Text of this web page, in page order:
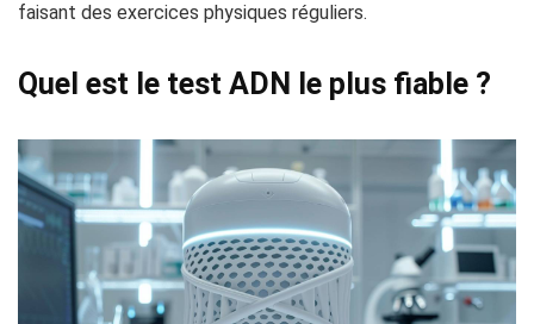
faisant des exercices physiques réguliers.
Quel est le test ADN le plus fiable ?